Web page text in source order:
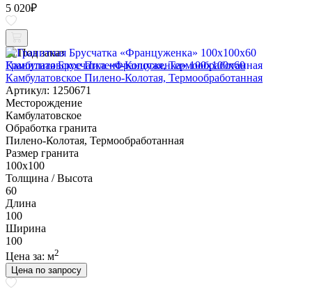
5 020₽
Под заказ
Гранитная Брусчатка «Француженка» 100х100x60
Камбулатовское Пилено-Колотая, Термообработанная
Артикул: 1250671
Месторождение
Камбулатовское
Обработка гранита
Пилено-Колотая, Термообработанная
Размер гранита
100х100
Толщина / Высота
60
Длина
100
Ширина
100
Цена за: м2
Цена по запросу